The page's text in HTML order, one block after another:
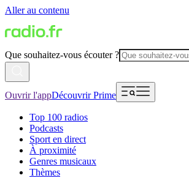
Aller au contenu
Que souhaitez-vous écouter ?
Ouvrir l'appDécouvrir Prime
Top 100 radios
Podcasts
Sport en direct
À proximité
Genres musicaux
Thèmes